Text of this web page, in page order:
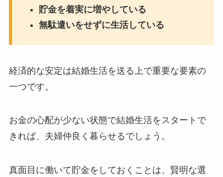
貯金を着実に増やしている
無駄遣いをせずに生活している
経済的な安定は結婚生活を送る上で重要な要素の
一つです。
お金の心配が少ない状態で結婚生活をスタートで
きれば、夫婦仲良く暮らせるでしょう。
真面目に働いて貯金をしておくことは、賢明な選